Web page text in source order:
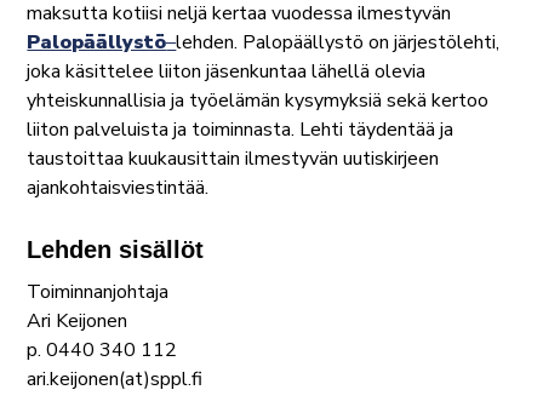
maksutta kotiisi neljä kertaa vuodessa ilmestyvän
Palopäällystö–lehden. Palopäällystö on järjestölehti,
joka käsittelee liiton jäsenkuntaa lähellä olevia
yhteiskunnallisia ja työelämän kysymyksiä sekä kertoo
liiton palveluista ja toiminnasta. Lehti täydentää ja
taustoittaa kuukausittain ilmestyvän uutiskirjeen
ajankohtaisviestintää.
Lehden sisällöt
Toiminnanjohtaja
Ari Keijonen
p. 0440 340 112
ari.keijonen(at)sppl.fi